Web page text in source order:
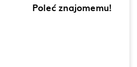
Poleć znajomemu!